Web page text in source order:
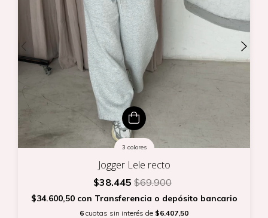
3 colores
Jogger Lele recto
$38.445 $69.900
$34.600,50 con Transferencia o depósito bancario
6 cuotas sin interés de $6.407,50